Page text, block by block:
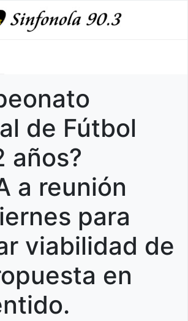
de Fútbol
años?
a reunión
para
viabilidad de
en